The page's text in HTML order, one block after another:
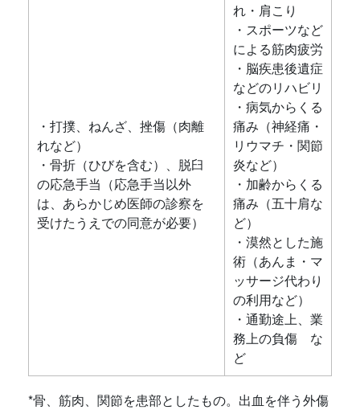
・打撲、ねんざ、挫傷（肉離
れなど）
・骨折（ひびを含む）、脱臼
の応急手当（応急手当以外
は、あらかじめ医師の診察を
受けたうえでの同意が必要）
れ・肩こり
・スポーツなど
による筋肉疲労
・脳疾患後遺症
などのリハビリ
・病気からくる
痛み（神経痛・
リウマチ・関節
炎など）
・加齢からくる
痛み（五十肩な
ど）
・漠然とした施
術（あんま・マ
ッサージ代わり
の利用など）
・通勤途上、業
務上の負傷 な
ど
*骨、筋肉、関節を患部としたもの。出血を伴う外傷